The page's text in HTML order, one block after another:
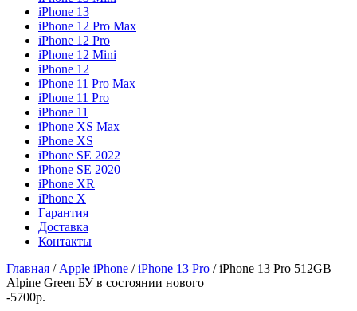
iPhone 13
iPhone 12 Pro Max
iPhone 12 Pro
iPhone 12 Mini
iPhone 12
iPhone 11 Pro Max
iPhone 11 Pro
iPhone 11
iPhone XS Max
iPhone XS
iPhone SE 2022
iPhone SE 2020
iPhone XR
iPhone X
Гарантия
Доставка
Контакты
Главная / Apple iPhone /iPhone 13 Pro / iPhone 13 Pro 512GB
Alpine Green БУ в состоянии нового
-5700р.